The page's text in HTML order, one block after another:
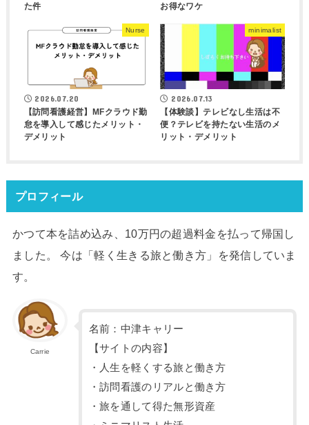
た件
お得なワケ
Nurse
2026.07.20
【訪問看護経営】MFクラウド勤
怠を導入して感じたメリット・
デメリット
minimalist
2026.07.13
【体験談】テレビなし生活は不
便？テレビを持たない生活のメ
リット・デメリット
プロフィール
かつて本を詰め込み、10万円の超過料金を払って帰国し
ました。 今は「軽く生きる旅と働き方」を発信していま
す。
Carrie
名前：中津キャリー
【サイトの内容】
・人生を軽くする旅と働き方
・訪問看護のリアルと働き方
・旅を通して得た無形資産